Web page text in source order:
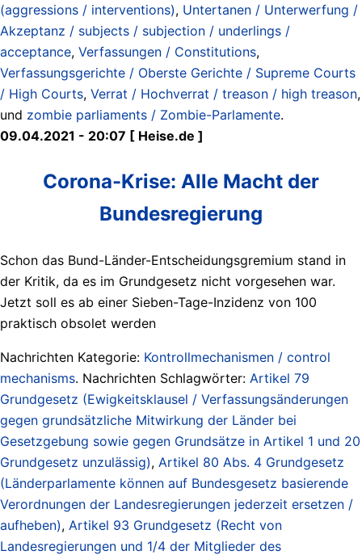
(aggressions / interventions), Untertanen / Unterwerfung /
Akzeptanz / subjects / subjection / underlings /
acceptance, Verfassungen / Constitutions,
Verfassungsgerichte / Oberste Gerichte / Supreme Courts
/ High Courts, Verrat / Hochverrat / treason / high treason,
und zombie parliaments / Zombie-Parlamente.
09.04.2021 - 20:07 [ Heise.de ]
Corona-Krise: Alle Macht der
Bundesregierung
Schon das Bund-Länder-Entscheidungsgremium stand in
der Kritik, da es im Grundgesetz nicht vorgesehen war.
Jetzt soll es ab einer Sieben-Tage-Inzidenz von 100
praktisch obsolet werden
Nachrichten Kategorie: Kontrollmechanismen / control
mechanisms. Nachrichten Schlagwörter: Artikel 79
Grundgesetz (Ewigkeitsklausel / Verfassungsänderungen
gegen grundsätzliche Mitwirkung der Länder bei
Gesetzgebung sowie gegen Grundsätze in Artikel 1 und 20
Grundgesetz unzulässig), Artikel 80 Abs. 4 Grundgesetz
(Länderparlamente können auf Bundesgesetz basierende
Verordnungen der Landesregierungen jederzeit ersetzen /
aufheben), Artikel 93 Grundgesetz (Recht von
Landesregierungen und 1/4 der Mitglieder des